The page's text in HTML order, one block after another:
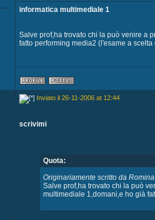
informatica multimediale 1
Salve prof,ha trovato chi la può venire a
fatto performing media2 (l'esame a scelta
Inviato il 26-11-2006 at 12:44
scrivimi
Quota:
Originariamente scritto da
Salve prof,ha trovato chi la può
multimediale 1,domani,e ho già